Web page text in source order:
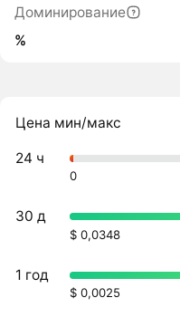
Доминирование
%
Цена мин/макс
24 ч
0
30 д
$ 0,0348
1 год
$ 0,0025